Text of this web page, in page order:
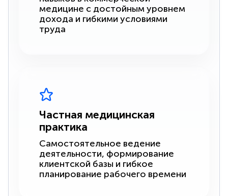
медицине с достойным уровнем
дохода и гибкими условиями
труда
Частная медицинская
практика
Самостоятельное ведение
деятельности, формирование
клиентской базы и гибкое
планирование рабочего времени